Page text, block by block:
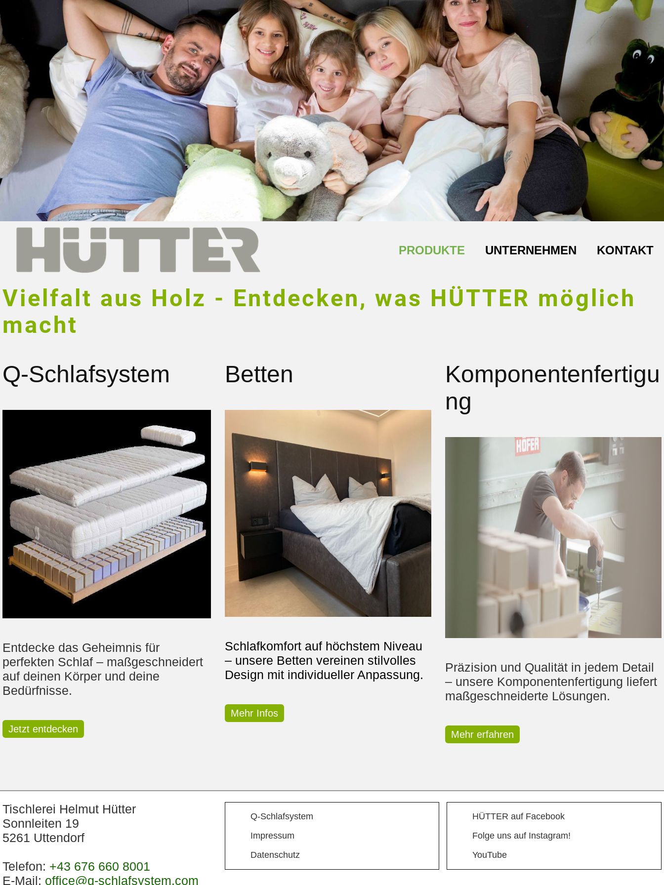
PRODUKTE UNTERNEHMEN KONTAKT
Vielfalt aus Holz - Entdecken, was HÜTTER möglich
macht
Q-Schlafsystem
Entdecke das Geheimnis für
perfekten Schlaf – maßgeschneidert
auf deinen Körper und deine
Bedürfnisse.
Jetzt entdecken
Betten
Schlafkomfort auf höchstem Niveau
– unsere Betten vereinen stilvolles
Design mit individueller Anpassung.
Mehr Infos
Komponentenfertigu
ng
Präzision und Qualität in jedem Detail
– unsere Komponentenfertigung liefert
maßgeschneiderte Lösungen.
Mehr erfahren
Tischlerei Helmut Hütter
Sonnleiten 19
5261 Uttendorf
Telefon: +43 676 660 8001
E-Mail: office@q-schlafsystem.com
Q-Schlafsystem
Impressum
Datenschutz
HÜTTER auf Facebook
Folge uns auf Instagram!
YouTube